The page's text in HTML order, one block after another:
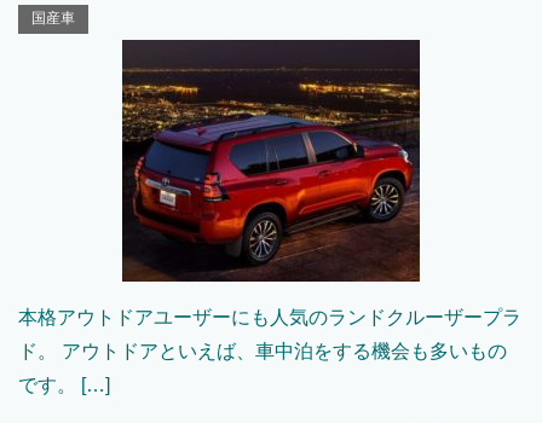
国産車
本格アウトドアユーザーにも人気のランドクルーザープラ
ド。 アウトドアといえば、車中泊をする機会も多いもの
です。 […]